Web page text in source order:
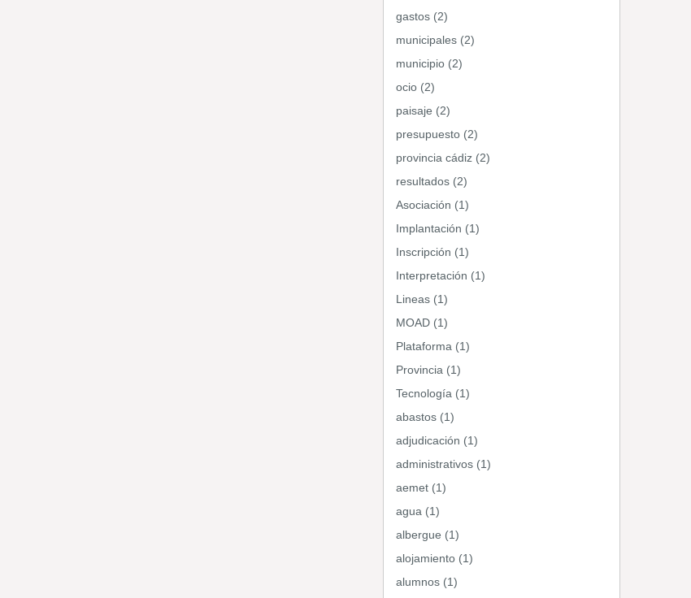
gastos (2)
municipales (2)
municipio (2)
ocio (2)
paisaje (2)
presupuesto (2)
provincia cádiz (2)
resultados (2)
Asociación (1)
Implantación (1)
Inscripción (1)
Interpretación (1)
Lineas (1)
MOAD (1)
Plataforma (1)
Provincia (1)
Tecnología (1)
abastos (1)
adjudicación (1)
administrativos (1)
aemet (1)
agua (1)
albergue (1)
alojamiento (1)
alumnos (1)